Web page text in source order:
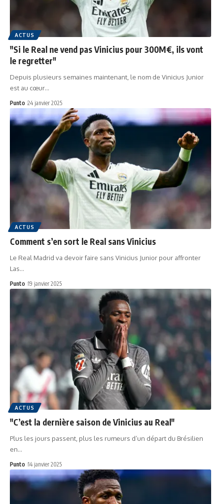
ACTUS
"Si le Real ne vend pas Vinicius pour 300M€, ils vont
le regretter"
Depuis plusieurs semaines maintenant, le nom de Vinicius Junior
est au cœur…
Punto 24 janvier 2025
ACTUS
Comment s’en sort le Real sans Vinicius
Le Real Madrid va devoir faire sans Vinicius Junior pour affronter
Las…
Punto 19 janvier 2025
ACTUS
"C’est la dernière saison de Vinicius au Real"
Plus les jours passent, plus les rumeurs d’un départ du Brésilien
en…
Punto 14 janvier 2025